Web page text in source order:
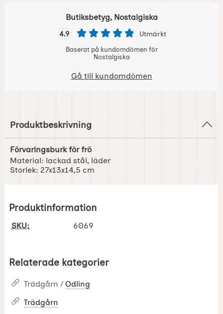
Butiksbetyg, Nostalgiska
4.9 Utmärkt
Baserat på kundomdömen för
Nostalgiska
Gå till kundomdömen
Produktbeskrivning
Förvaringsburk för frö
Material: lackad stål, läder
Storlek: 27x13x14,5 cm
Produktinformation
SKU: 6069
Relaterade kategorier
Trädgårn / Odling
Trädgårn